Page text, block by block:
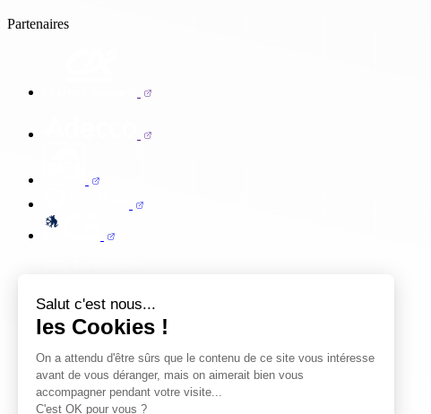
Salut c'est nous...
les Cookies !
On a attendu d'être sûrs que le contenu de ce site vous intéresse
avant de vous déranger, mais on aimerait bien vous
accompagner pendant votre visite...
C'est OK pour vous ?
Partenaires